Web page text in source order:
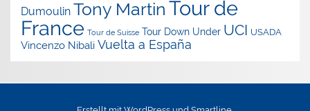
Dumoulin Tony Martin Tour de
France Tour de Suisse Tour Down Under UCI USADA
Vincenzo Nibali Vuelta a España